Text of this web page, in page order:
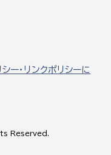
ー・リンクポリシーに
Reserved.